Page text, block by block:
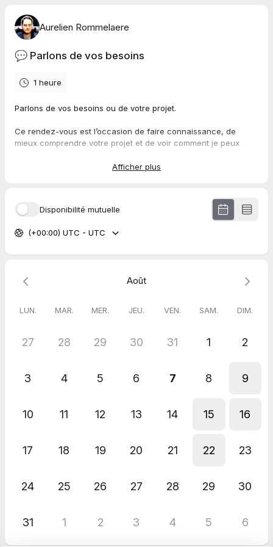
Aurelien Rommelaere
💬 Parlons de vos besoins
1 heure
Parlons de vos besoins ou de votre projet.
Ce rendez-vous est l’occasion de faire connaissance, de
mieux comprendre votre projet et de voir comment je peux
Je réserve ces créneaux rares et limités à ceux qui veulent
vraiment avancer, et qui sont prêts à investir financièrement
par la suite, comme les entrepreneurs qui me font déjà
confiance.
Afficher plus
Disponibilité mutuelle
(+00:00) UTC - UTC
Août
LUN. MAR. MER. JEU. VEN. SAM. DIM.
27 28 29 30 31 1 2
3 4 5 6 7 8 9
10 11 12 13 14 15 16
17 18 19 20 21 22 23
24 25 26 27 28 29 30
31 1 2 3 4 5 6